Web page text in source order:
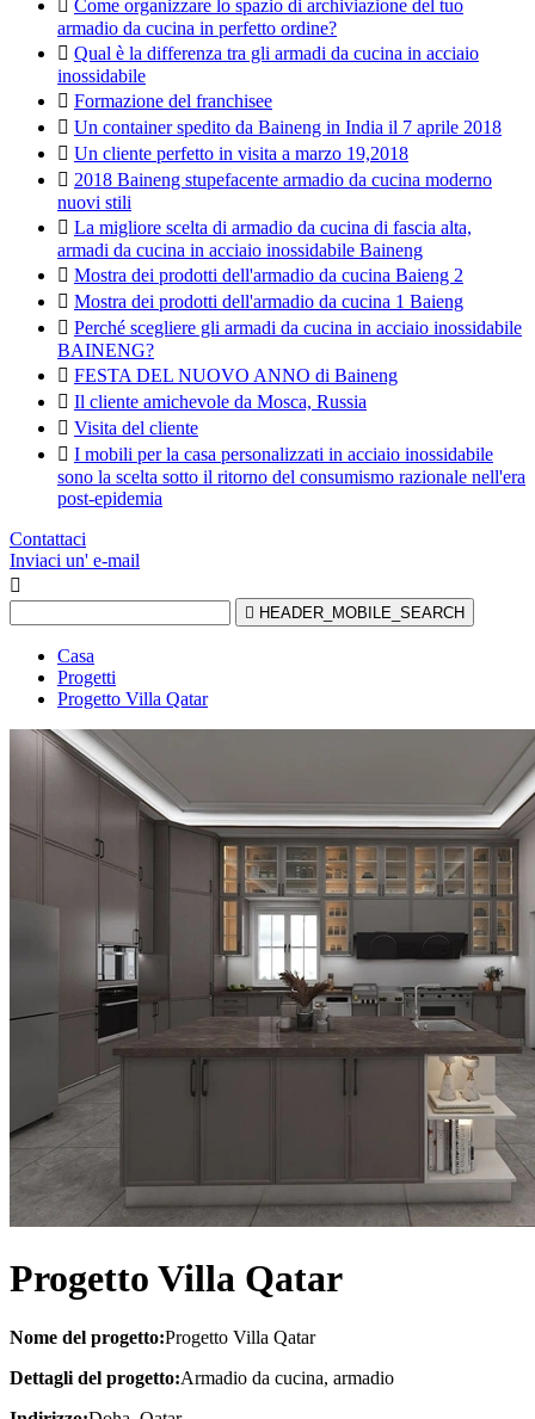
 Come organizzare lo spazio di archiviazione del tuo
armadio da cucina in perfetto ordine?
 Qual è la differenza tra gli armadi da cucina in acciaio
inossidabile
 Formazione del franchisee
 Un container spedito da Baineng in India il 7 aprile 2018
 Un cliente perfetto in visita a marzo 19,2018
 2018 Baineng stupefacente armadio da cucina moderno
nuovi stili
 La migliore scelta di armadio da cucina di fascia alta,
armadi da cucina in acciaio inossidabile Baineng
 Mostra dei prodotti dell'armadio da cucina Baieng 2
 Mostra dei prodotti dell'armadio da cucina 1 Baieng
 Perché scegliere gli armadi da cucina in acciaio inossidabile
BAINENG?
 FESTA DEL NUOVO ANNO di Baineng
 Il cliente amichevole da Mosca, Russia
 Visita del cliente
 I mobili per la casa personalizzati in acciaio inossidabile
sono la scelta sotto il ritorno del consumismo razionale nell'era
post-epidemia
Contattaci
Inviaci un' e-mail

 HEADER_MOBILE_SEARCH
Casa
Progetti
Progetto Villa Qatar
Progetto Villa Qatar
Nome del progetto:Progetto Villa Qatar
Dettagli del progetto:Armadio da cucina, armadio